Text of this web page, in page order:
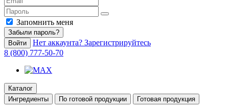
Запомнить меня
Забыли пароль?
Войти
Нет аккаунта? Зарегистрируйтесь
8 (800) 777-50-70
Каталог
Ингредиенты
По готовой продукции Готовая продукция